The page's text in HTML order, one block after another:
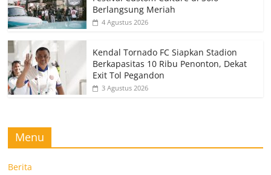
Berlangsung Meriah
4 Agustus 2026
Kendal Tornado FC Siapkan Stadion
Berkapasitas 10 Ribu Penonton, Dekat
Exit Tol Pegandon
3 Agustus 2026
Menu
Berita